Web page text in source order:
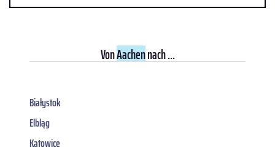
VonAachennach ...
Białystok
Elbląg
Katowice